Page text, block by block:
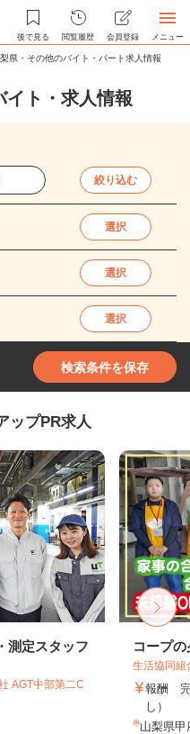
後で見る 閲覧履歴 会員登録 メニュー
県・その他のバイト・パート求人情報
イト・求人情報
絞り込む
選択
選択
選択
検索条件を保存
ップPR求人
測定スタッフ
AGT中部第二C
コープ
生活協同
報酬 完
し）
山梨県甲